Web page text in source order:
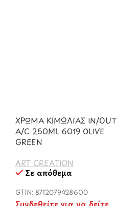
ΧΡΩΜΑ ΚΙΜΩΛΙΑΣ IN/OUT
A/C 250ML 6019 OLIVE
GREEN
ART CREATION
Σε απόθεμα
GTIN: 8712079428600